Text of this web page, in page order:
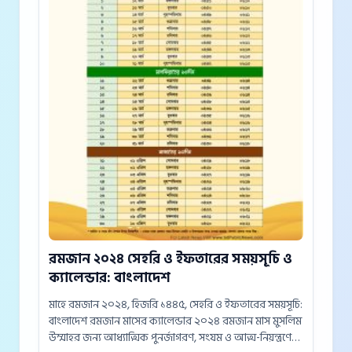
রমজান ২০২৪ সেহরি ও ইফতারের সময়সূচি ও
ক্যালেন্ডার: বাংলাদেশ
মাহে রমজান ২০২৪, হিজরি ১৪৪৫, সেহরি ও ইফতারের সময়সূচি:
বাংলাদেশ রমজান মাসের ক্যালেন্ডার ২০২৪ রমজান মাস মুসলিম
উম্মাহর জন্য আধ্যাত্মিক পুনর্জাগরণ, সংযম ও আত্ম-নিয়ন্ত্রণের